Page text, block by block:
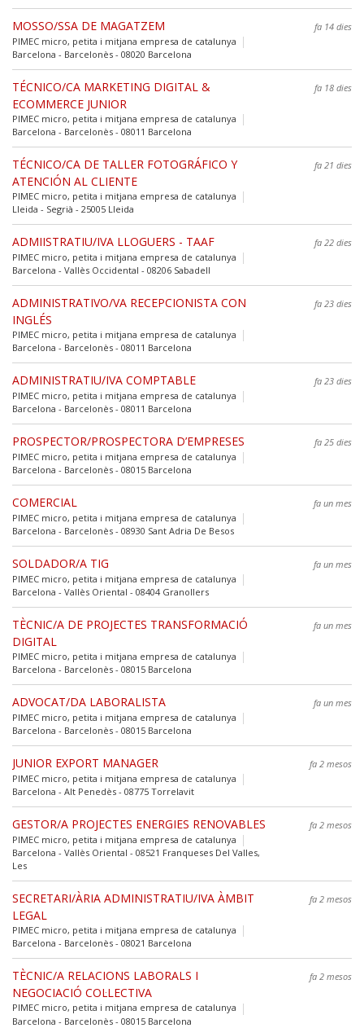
MOSSO/SSA DE MAGATZEM
fa 14 dies
PIMEC micro, petita i mitjana empresa de catalunya
Barcelona - Barcelonès - 08020 Barcelona
TÉCNICO/CA MARKETING DIGITAL &
ECOMMERCE JUNIOR
fa 18 dies
PIMEC micro, petita i mitjana empresa de catalunya
Barcelona - Barcelonès - 08011 Barcelona
TÉCNICO/CA DE TALLER FOTOGRÁFICO Y
ATENCIÓN AL CLIENTE
fa 21 dies
PIMEC micro, petita i mitjana empresa de catalunya
Lleida - Segrià - 25005 Lleida
ADMIISTRATIU/IVA LLOGUERS - TAAF
fa 22 dies
PIMEC micro, petita i mitjana empresa de catalunya
Barcelona - Vallès Occidental - 08206 Sabadell
ADMINISTRATIVO/VA RECEPCIONISTA CON
INGLÉS
fa 23 dies
PIMEC micro, petita i mitjana empresa de catalunya
Barcelona - Barcelonès - 08011 Barcelona
ADMINISTRATIU/IVA COMPTABLE
fa 23 dies
PIMEC micro, petita i mitjana empresa de catalunya
Barcelona - Barcelonès - 08011 Barcelona
PROSPECTOR/PROSPECTORA D’EMPRESES
fa 25 dies
PIMEC micro, petita i mitjana empresa de catalunya
Barcelona - Barcelonès - 08015 Barcelona
COMERCIAL
fa un mes
PIMEC micro, petita i mitjana empresa de catalunya
Barcelona - Barcelonès - 08930 Sant Adria De Besos
SOLDADOR/A TIG
fa un mes
PIMEC micro, petita i mitjana empresa de catalunya
Barcelona - Vallès Oriental - 08404 Granollers
TÈCNIC/A DE PROJECTES TRANSFORMACIÓ
DIGITAL
fa un mes
PIMEC micro, petita i mitjana empresa de catalunya
Barcelona - Barcelonès - 08015 Barcelona
ADVOCAT/DA LABORALISTA
fa un mes
PIMEC micro, petita i mitjana empresa de catalunya
Barcelona - Barcelonès - 08015 Barcelona
JUNIOR EXPORT MANAGER
fa 2 mesos
PIMEC micro, petita i mitjana empresa de catalunya
Barcelona - Alt Penedès - 08775 Torrelavit
GESTOR/A PROJECTES ENERGIES RENOVABLES
fa 2 mesos
PIMEC micro, petita i mitjana empresa de catalunya
Barcelona - Vallès Oriental - 08521 Franqueses Del Valles,
Les
SECRETARI/ÀRIA ADMINISTRATIU/IVA ÀMBIT
LEGAL
fa 2 mesos
PIMEC micro, petita i mitjana empresa de catalunya
Barcelona - Barcelonès - 08021 Barcelona
TÈCNIC/A RELACIONS LABORALS I
NEGOCIACIÓ COL·LECTIVA
fa 2 mesos
PIMEC micro, petita i mitjana empresa de catalunya
Barcelona - Barcelonès - 08015 Barcelona